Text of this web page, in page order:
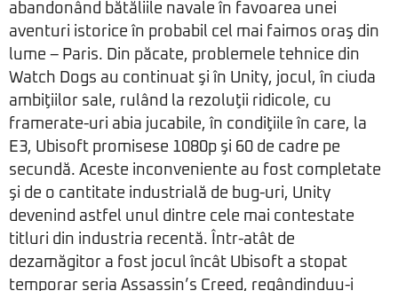
abandonând bătăliile navale în favoarea unei
aventuri istorice în probabil cel mai faimos oraş din
lume – Paris. Din păcate, problemele tehnice din
Watch Dogs au continuat şi în Unity, jocul, în ciuda
ambiţiilor sale, rulând la rezoluţii ridicole, cu
framerate-uri abia jucabile, în condiţiile în care, la
E3, Ubisoft promisese 1080p şi 60 de cadre pe
secundă. Aceste inconveniente au fost completate
şi de o cantitate industrială de bug-uri, Unity
devenind astfel unul dintre cele mai contestate
titluri din industria recentă. Într-atât de
dezamăgitor a fost jocul încât Ubisoft a stopat
temporar seria Assassin’s Creed, regândinduu-i